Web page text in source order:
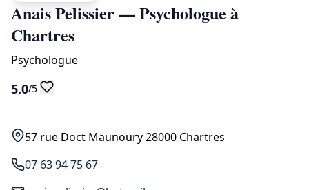
Anais Pelissier — Psychologue à
Chartres
Psychologue
5.0/5
57 rue Doct Maunoury 28000 Chartres
07 63 94 75 67